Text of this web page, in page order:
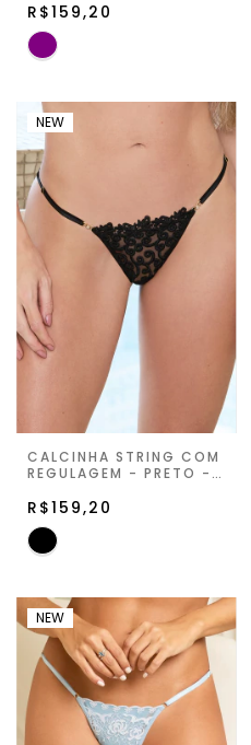
R$159,20
NEW
CALCINHA STRING COM
REGULAGEM - PRETO -
R$159,20
NEW